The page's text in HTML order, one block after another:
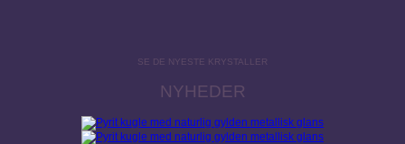
SE DE NYESTE KRYSTALLER
NYHEDER